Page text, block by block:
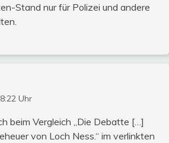
Stand nur für Polizei und andere
Uhr
beim Vergleich „Die Debatte […]
von Loch Ness.“ im verlinkten